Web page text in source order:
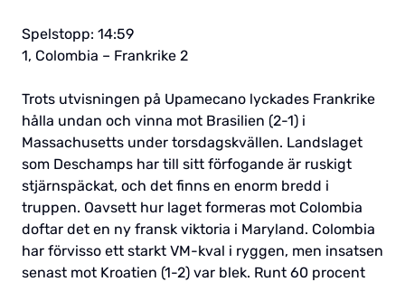
Spelstopp: 14:59
1, Colombia – Frankrike 2
Trots utvisningen på Upamecano lyckades Frankrike
hålla undan och vinna mot Brasilien (2-1) i
Massachusetts under torsdagskvällen. Landslaget
som Deschamps har till sitt förfogande är ruskigt
stjärnspäckat, och det finns en enorm bredd i
truppen. Oavsett hur laget formeras mot Colombia
doftar det en ny fransk viktoria i Maryland. Colombia
har förvisso ett starkt VM-kval i ryggen, men insatsen
senast mot Kroatien (1-2) var blek. Runt 60 procent